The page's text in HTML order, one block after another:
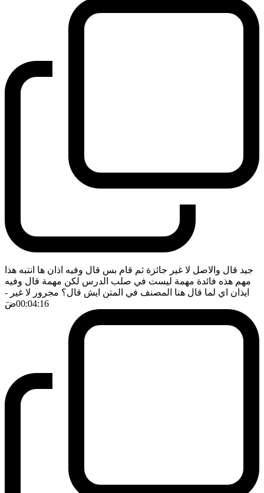
جيد قال والاصل لا غير جائزة ثم قام بس قال وفيه اذان ها انتبه هذا
مهم هذه فائدة مهمة ليست في صلب الدرس لكن مهمة قال وفيه
ايذان اي لما قال هنا المصنف في المتن ايش قال؟ مجرور لا غير -
00:04:16ضَ